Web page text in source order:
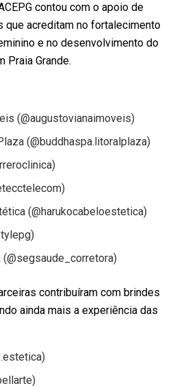
contou com o apoio de
que acreditam no fortalecimento
e no desenvolvimento do
Praia Grande.
(@augustovianaimoveis)
(@buddhaspa.litoralplaza)
(@harukocabeloestetica)
(@segsaude_corretora)
contribuíram com brindes
ainda mais a experiência das